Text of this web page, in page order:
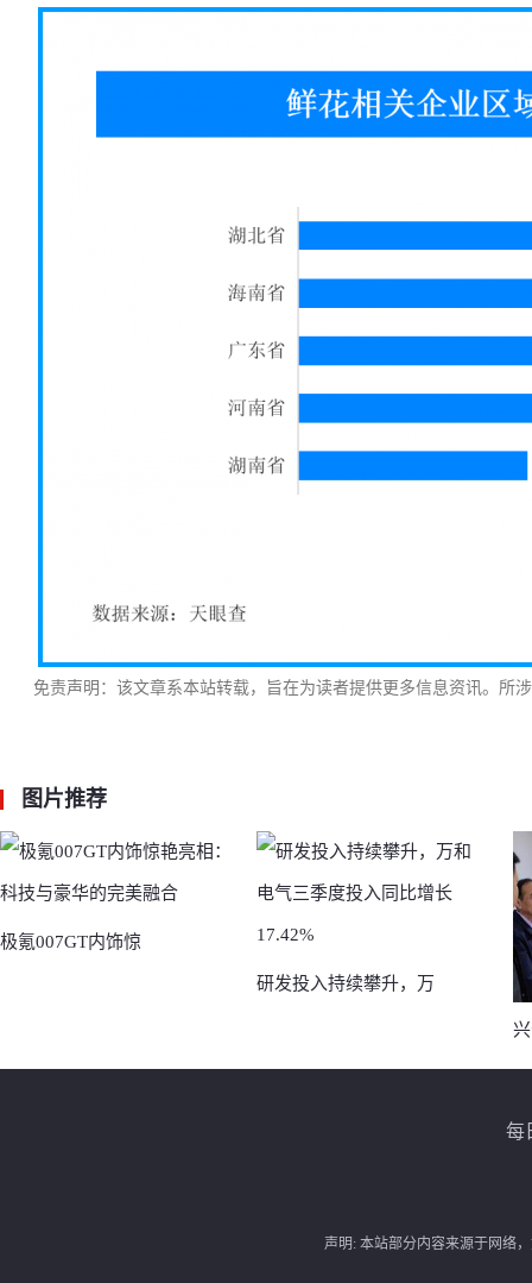
免责声明：该文章系本站转载，旨在为读者提供更多信息资讯。所
图片推荐
极氪007GT内饰惊
研发投入持续攀升，万
每
声明: 本站部分内容来源于网络